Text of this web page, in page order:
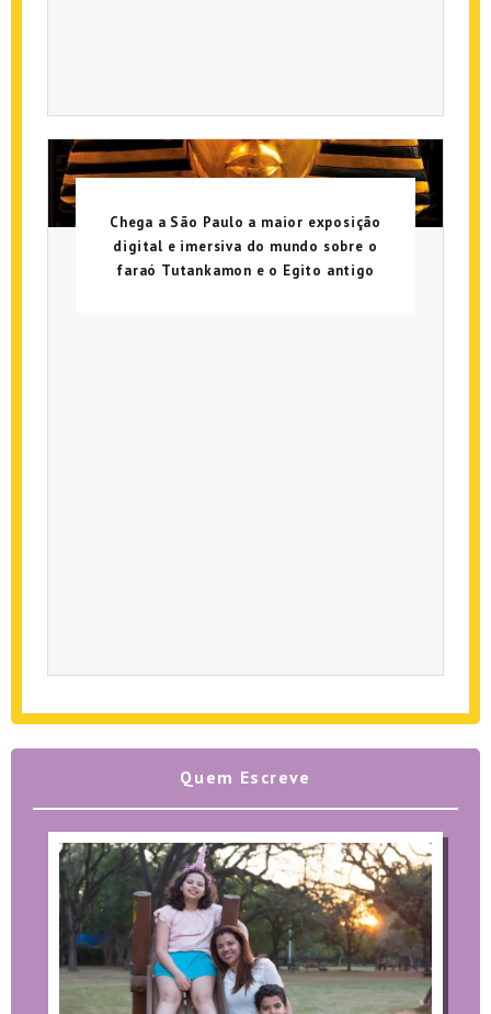
Chega a São Paulo a maior exposição
digital e imersiva do mundo sobre o
faraó Tutankamon e o Egito antigo
Quem Escreve